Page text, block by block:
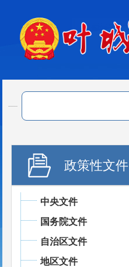
政策性文件
中央文件
国务院文件
自治区文件
地区文件